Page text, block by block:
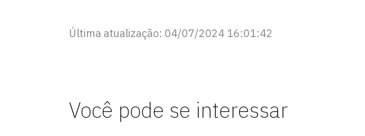
Última atualização: 04/07/2024 16:01:42
Você pode se interessar